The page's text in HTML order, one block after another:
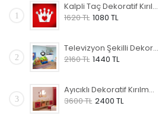
1
Kalpli Taç Dekoratif Kırılmaz Ayna
1620 TL 1080 TL
2
Televizyon Şekilli Dekoratif Kırılmaz Ayna
2160 TL 1440 TL
3
Ayıcıklı Dekoratif Kırılmaz Ayna
3600 TL 2400 TL